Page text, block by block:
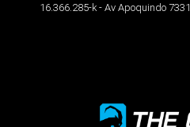
16.366.285-k - Av Apoquindo 7331